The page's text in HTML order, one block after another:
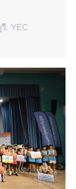
, YEC